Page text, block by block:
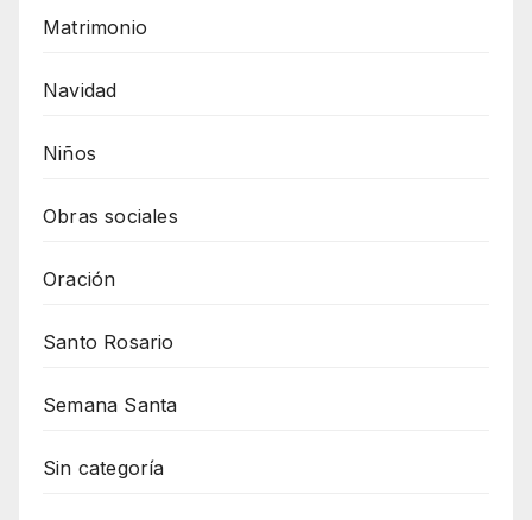
Matrimonio
Navidad
Niños
Obras sociales
Oración
Santo Rosario
Semana Santa
Sin categoría